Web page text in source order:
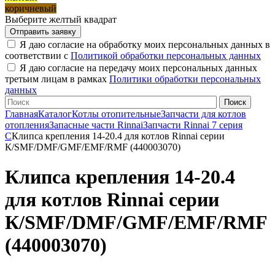
коричневый
Выберите желтый квадрат
Я даю согласие на обработку моих персональных данных в
соответствии с Политикой обработки персональных данных
Я даю согласие на передачу моих персональных данных
третьим лицам в рамках Политики обработки персональных
данных
ГлавнаяКаталогКотлы отопительныеЗапчасти для котлов
отопленияЗапасные части RinnaiЗапчасти Rinnai 7 серия
CКлипса крепления 14-20.4 для котлов Rinnai серии
К/SMF/DMF/GMF/EMF/RMF (440003070)
Клипса крепления 14-20.4
для котлов Rinnai серии
К/SMF/DMF/GMF/EMF/RMF
(440003070)